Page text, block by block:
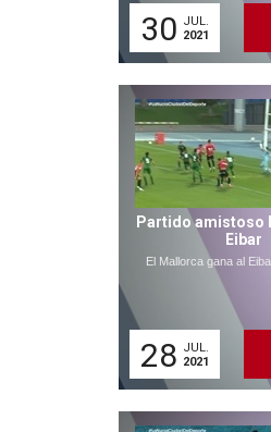
30 JUL.
2021
Partido amistoso
Eibar
El Mallorca gana al
28 JUL.
2021